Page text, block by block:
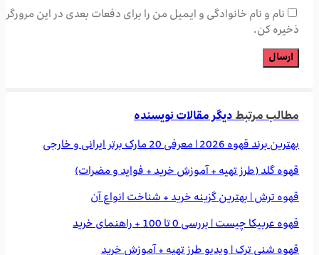
نام و نام خانوادگی و ایمیل من را برای دفعات بعدی در این مرورگر
ذخیره کن.
مطالب مرتبطدیگر مقالات نویسنده
بهترین برند قهوه 2026 | معرفی 20 مارک برتر ایرانی و خارجی
قهوه گلد (طرز تهیه + آموزش خرید + فواید و مضرات)
قهوه ترش | بهترین گزینه خرید + شناخت انواع آن
قهوه عربیکا چیست | بررسی 0 تا 100 + راهنمای خرید
قهوه شنی ترک | ویدیو طرز تهیه + آموزش خرید